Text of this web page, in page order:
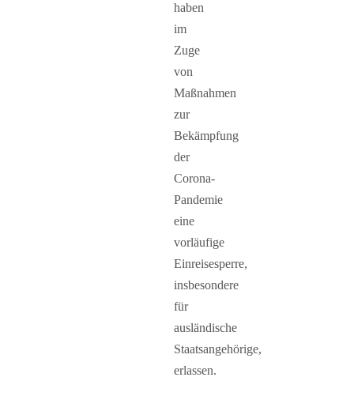
haben
im
Zuge
von
Maßnahmen
zur
Bekämpfung
der
Corona-
Pandemie
eine
vorläufige
Einreisesperre,
insbesondere
für
ausländische
Staatsangehörige,
erlassen.